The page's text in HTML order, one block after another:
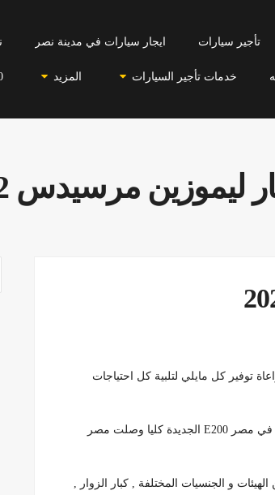
تأجير سيارات ايجار سيارات في مدينة نصر
خدمات تأجير السيارات المزيد
ليموزين مرسيدس 2022
– ايجار باصات – ايجار ليموزين 01099792099 تمت مراعاة توفير كل مايلي لتلبية كل احتياجات
E200 أعلي موديل 2022 لمحبي الفخامة الأن في مصر E200 الجديدة كليا وصلت مصر
و الجنسيات المختلفة , كبار الزوار ,